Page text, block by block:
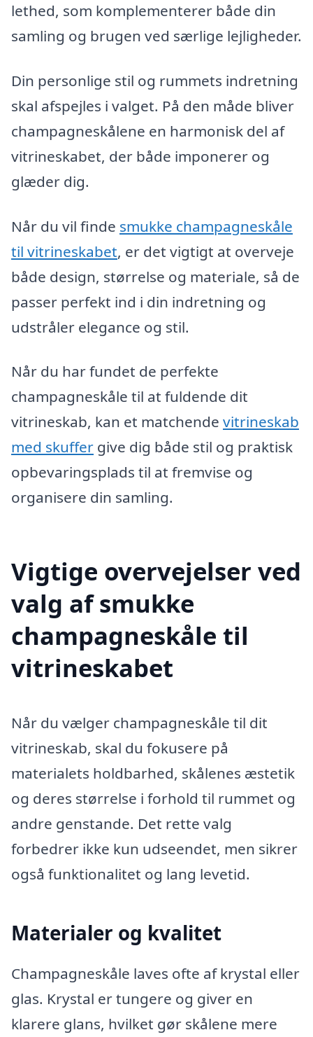
lethed, som komplementerer både din
samling og brugen ved særlige lejligheder.
Din personlige stil og rummets indretning
skal afspejles i valget. På den måde bliver
champagneskålene en harmonisk del af
vitrineskabet, der både imponerer og
glæder dig.
Når du vil finde smukke champagneskåle
til vitrineskabet, er det vigtigt at overveje
både design, størrelse og materiale, så de
passer perfekt ind i din indretning og
udstråler elegance og stil.
Når du har fundet de perfekte
champagneskåle til at fuldende dit
vitrineskab, kan et matchende vitrineskab
med skuffer give dig både stil og praktisk
opbevaringsplads til at fremvise og
organisere din samling.
Vigtige overvejelser ved
valg af smukke
champagneskåle til
vitrineskabet
Når du vælger champagneskåle til dit
vitrineskab, skal du fokusere på
materialets holdbarhed, skålenes æstetik
og deres størrelse i forhold til rummet og
andre genstande. Det rette valg
forbedrer ikke kun udseendet, men sikrer
også funktionalitet og lang levetid.
Materialer og kvalitet
Champagneskåle laves ofte af krystal eller
glas. Krystal er tungere og giver en
klarere glans, hvilket gør skålene mere